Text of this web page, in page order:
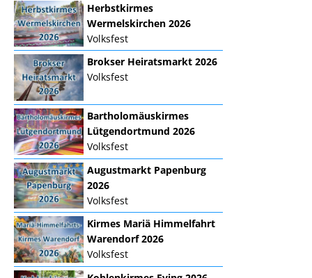
Herbstkirmes
Wermelskirchen 2026
Volksfest
Brokser Heiratsmarkt 2026
Volksfest
Bartholomäuskirmes
Lütgendortmund 2026
Volksfest
Augustmarkt Papenburg
2026
Volksfest
Kirmes Mariä Himmelfahrt
Warendorf 2026
Volksfest